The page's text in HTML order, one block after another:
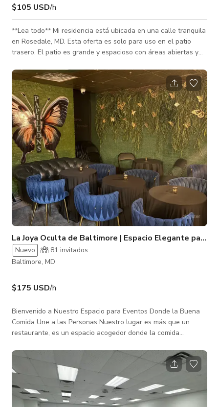
$105 USD/h
**Lea todo** Mi residencia está ubicada en una calle tranquila
en Rosedale, MD. Esta oferta es solo para uso en el patio
trasero. El patio es grande y espacioso con áreas abiertas y
para talleres al aire libre, clases de fitness, parrilladas, fiestas
y más. Quítese el estrés y reserve un espacio privado en una
ubicación conveniente. El espacio es perfecto para encuentros
acogedores con una fogata (existente o trae la tuya) o fi
La Joya Oculta de Baltimore | Espacio Elegante para
Nuevo
81 invitados
Baltimore, MD
$175 USD/h
Bienvenido a Nuestro Espacio para Eventos Donde la Buena
Comida Une a las Personas Nuestro lugar es más que un
restaurante, es un espacio acogedor donde la comida
excepcional se combinan para crear experiencias memorables.
Ya sea que estés planeando un almuerzo informal, una hora
feliz, una cena íntima o una celebración privada, cada visita
está diseñada para hacerte sentir como en casa. Creemos que
una gran comida es más que la com